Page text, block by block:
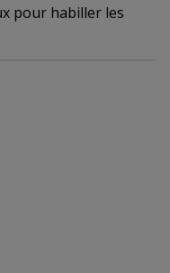
pour habiller les